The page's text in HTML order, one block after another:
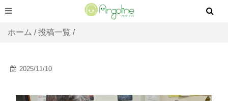
ホーム /投稿一覧 /
2025/11/10